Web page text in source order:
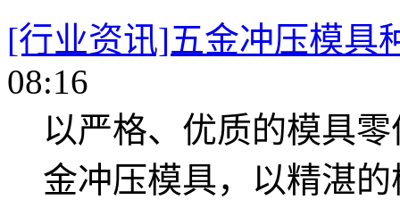
[行业资讯]五金冲压模具
08:16
以严格、优质的模具
金冲压模具，以精湛